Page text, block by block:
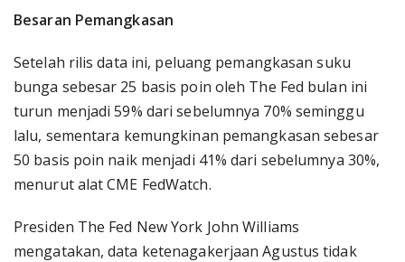
Besaran Pemangkasan
Setelah rilis data ini, peluang pemangkasan suku
bunga sebesar 25 basis poin oleh The Fed bulan ini
turun menjadi 59% dari sebelumnya 70% seminggu
lalu, sementara kemungkinan pemangkasan sebesar
50 basis poin naik menjadi 41% dari sebelumnya 30%,
menurut alat CME FedWatch.
Presiden The Fed New York John Williams
mengatakan, data ketenagakerjaan Agustus tidak